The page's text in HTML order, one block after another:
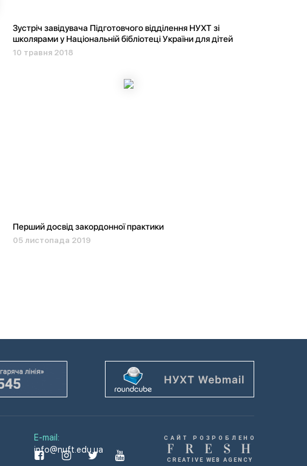
Зустріч завідувача Підготовчого відділення НУХТ зі
школярами у Національній бібліотеці України для дітей
10 травня 2018
Перший досвід закордонної практики
05 листопада 2019
E-mail:
info@nuft.edu.ua
САЙТ РОЗРОБЛЕНО
F R E S H
CREATIVE WEB AGENCY